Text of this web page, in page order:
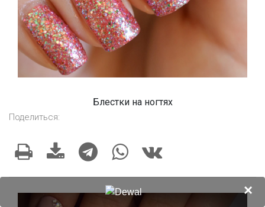
Блестки на ногтях
Поделиться:
×